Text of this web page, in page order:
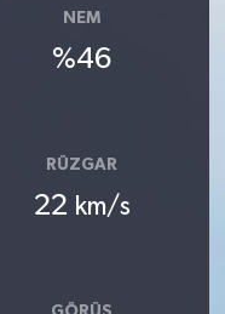
NEM
%46
RÜZGAR
22 km/s